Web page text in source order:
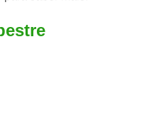
em Cachorro
Gatos